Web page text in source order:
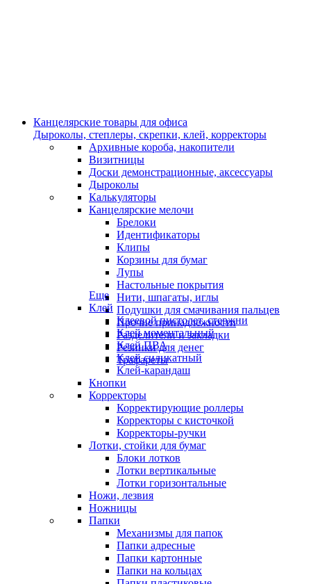
Канцелярские товары для офиса
Дыроколы, степлеры, скрепки, клей, корректоры
Архивные короба, накопители
Визитницы
Доски демонстрационные, аксессуары
Дыроколы
Калькуляторы
Канцелярские мелочи
Брелоки
Идентификаторы
Клипы
Корзины для бумаг
Лупы
Настольные покрытия
Нити, шпагаты, иглы
Подушки для смачивания пальцев
Прочие принадлежности
Разделители и закладки
Резинки для денег
Трафареты
Еще
Клей
Клеевой пистолет, стержни
Клей моментальный
Клей ПВА
Клей силикатный
Клей-карандаш
Кнопки
Корректоры
Корректирующие роллеры
Корректоры с кисточкой
Корректоры-ручки
Лотки, стойки для бумаг
Блоки лотков
Лотки вертикальные
Лотки горизонтальные
Ножи, лезвия
Ножницы
Папки
Механизмы для папок
Папки адресные
Папки картонные
Папки на кольцах